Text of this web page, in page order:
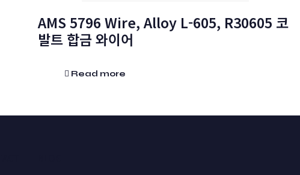
AMS 5796 Wire, Alloy L-605, R30605 코
발트 합금 와이어
Read more